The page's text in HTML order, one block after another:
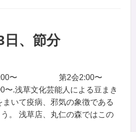
日、節分
12:00〜 第2会2:00〜
文化芸能人による豆まき
いて疫病、邪気の象徴である
。 浅草店、丸仁の森ではこの